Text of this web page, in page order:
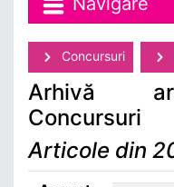
Concursuri
Arhivă
Concursuri
Articole din